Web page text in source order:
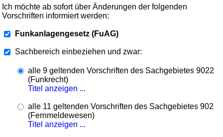
Ich möchte ab sofort über Änderungen der folgenden
Vorschriften informiert werden:
Funkanlagengesetz (FuAG)
Sachbereich einbeziehen und zwar:
alle 9 geltenden Vorschriften des Sachgebietes 9022
(Funkrecht)
Titel anzeigen ...
alle 11 geltenden Vorschriften des Sachgebietes 902
(Fernmeldewesen)
Titel anzeigen ...